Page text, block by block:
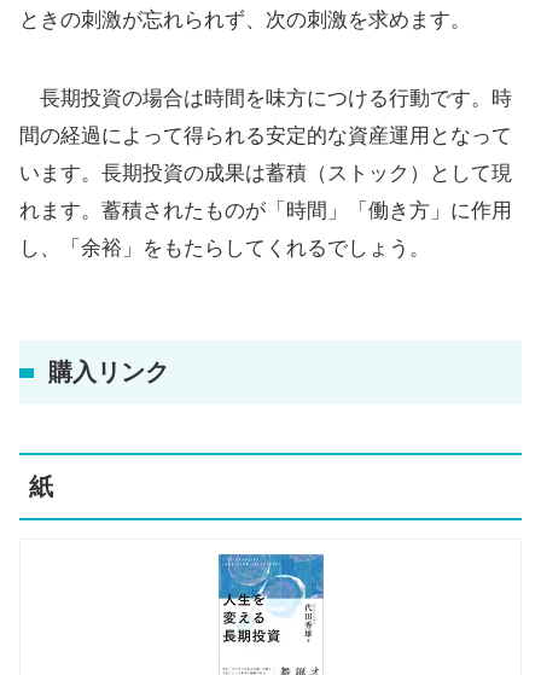
ときの刺激が忘れられず、次の刺激を求めます。
長期投資の場合は時間を味方につける行動です。時
間の経過によって得られる安定的な資産運用となって
います。長期投資の成果は蓄積（ストック）として現
れます。蓄積されたものが「時間」「働き方」に作用
し、「余裕」をもたらしてくれるでしょう。
購入リンク
紙